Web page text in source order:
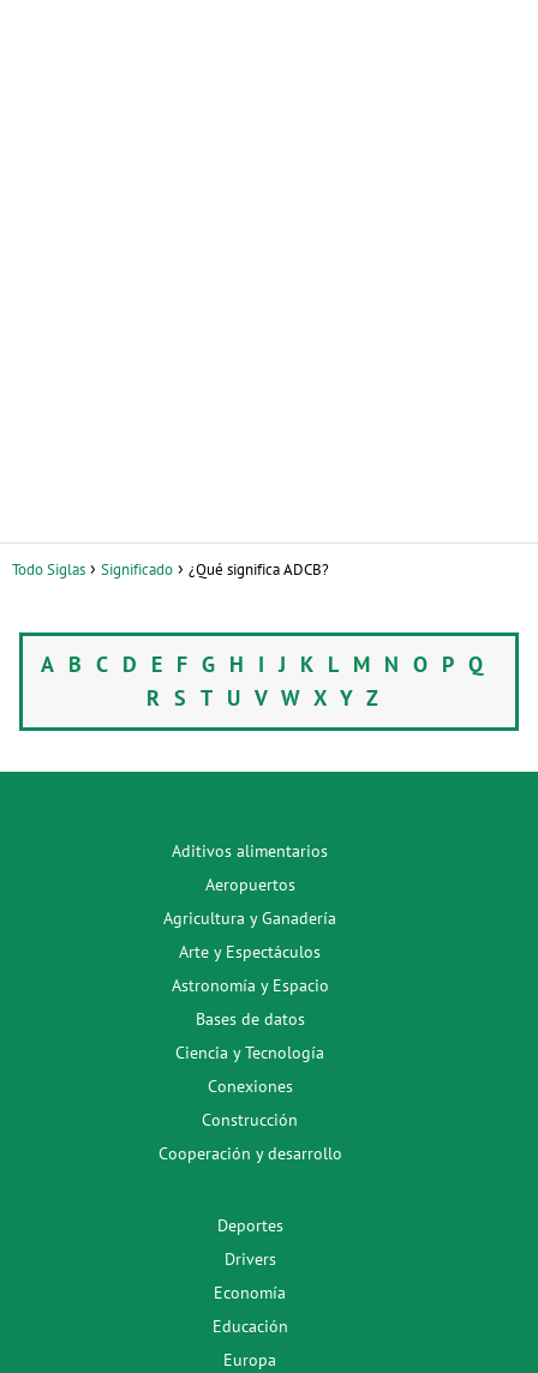
Todo Siglas Significado ¿Qué significa ADCB?
A B C D E F G H IJ K L M N O P Q
R S T U V W X Y Z
Aditivos alimentarios
Aeropuertos
Agricultura y Ganadería
Arte y Espectáculos
Astronomía y Espacio
Bases de datos
Ciencia y Tecnología
Conexiones
Construcción
Cooperación y desarrollo
Deportes
Drivers
Economía
Educación
Europa